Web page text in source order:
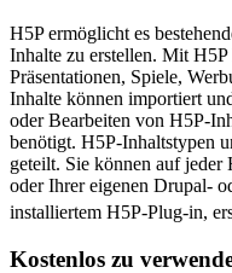
H5P ermöglicht es
Inhalte zu erstellen. Mit
Präsentationen, Spiele,
Inhalte können importiert
oder Bearbeiten von H5P-
benötigt. H5P-Inhaltstypen
geteilt. Sie können auf
oder Ihrer eigenen Drupal-
installiertem H5P-Plug-in,
Kostenlos zu